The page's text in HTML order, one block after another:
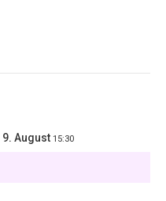
9. August 15:30